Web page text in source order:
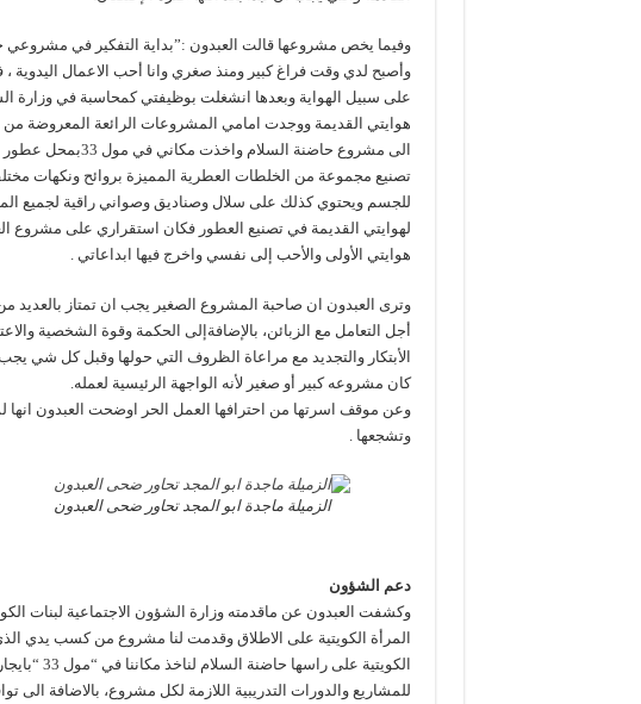
وفيما يخص مشروعها قالت العبدون :”بداية التفكير في مشروعي
وأصبح لدي وقت فراغ كبير ومنذ صغري وانا أحب الاعمال اليدوية
على سبيل الهواية وبعدها انشغلت بوظيفتي كمحاسبة في
هوايتي القديمة ووجدت امامي المشروعات الرائعة المعروضة
الى مشروع حاضنة
تصنيع مجموعة من الخلطات العطرية المميزة بروائح ونكهات
لهوايتي القديمة في تصنيع العطور فكان استقراري على مشروع
هوايتي الأولى والأحب إلى نفسي واخرج فيها ابداعاتي .
وترى العبدون ان صاحبة المشروع الصغير يجب ان تمتاز بالعديد
أجل التعامل مع الزبائن، بالإضافةإلى الحكمة وقوة الشخصية
الأبتكار والتجديد مع مراعاة الظروف التي حولها وقبل كل شي
كان مشروعه كبير أو صغير لأنه الواجهة الرئيسية لعمله.
وعن موقف اسرتها من احترافها العمل الحر اوضحت العبدون انها
وتشجعها .
الزميلة ماجدة ابو المجد تحاور ضحى العبدون
دعم الشؤون
وكشفت العبدون عن ماقدمته وزارة الشؤون الاجتماعية لبنات
المرأة الكويتية على الاطلاق وقدمت لنا مشروع من كسب يدي
الكويتية
للمشاريع والدورات التدريبية اللازمة لكل مشروع، بالاضافة